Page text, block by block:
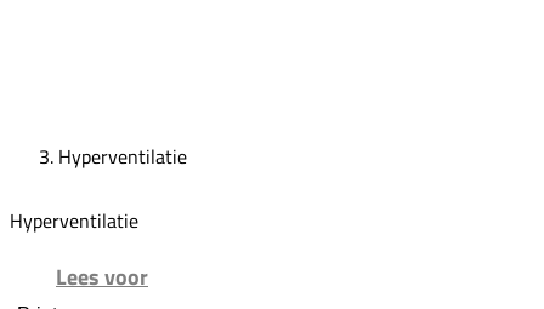
Hyperventilatie
Hyperventilatie
Lees voor